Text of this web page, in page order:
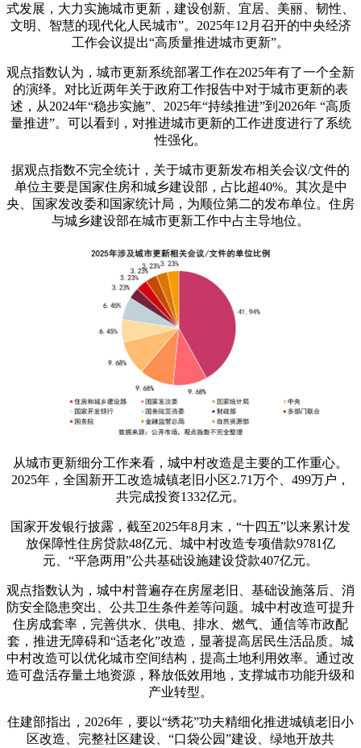
式发展，大力实施城市更新，建设创新、宜居、美丽、韧性、
文明、智慧的现代化人民城市”。2025年12月召开的中央经济
工作会议提出“高质量推进城市更新”。
观点指数认为，城市更新系统部署工作在2025年有了一个全新
的演绎。对比近两年关于政府工作报告中对于城市更新的表
述，从2024年“稳步实施”、2025年“持续推进”到2026年 “高质
量推进”。可以看到，对推进城市更新的工作进度进行了系统
性强化。
据观点指数不完全统计，关于城市更新发布相关会议/文件的
单位主要是国家住房和城乡建设部，占比超40%。其次是中
央、国家发改委和国家统计局，为顺位第二的发布单位。住房
与城乡建设部在城市更新工作中占主导地位。
从城市更新细分工作来看，城中村改造是主要的工作重心。
2025年，全国新开工改造城镇老旧小区2.71万个、499万户，
共完成投资1332亿元。
国家开发银行披露，截至2025年8月末，“十四五”以来累计发
放保障性住房贷款48亿元、城中村改造专项借款9781亿
元、“平急两用”公共基础设施建设贷款407亿元。
观点指数认为，城中村普遍存在‌房屋老旧、基础设施落后、消
防安全隐患突出、公共卫生条件差‌等问题‌。城中村改造可提升
住房成套率，完善供水、供电、排水、燃气、通信等市政配
套，推进无障碍和“适老化”改造，显著提高居民生活品质‌。城
中村改造可以优化城市空间结构，提高土地利用效率‌。通过改
造可‌盘活存量土地资源‌，释放低效用地，支撑城市功能升级和
产业转型‌。
住建部指出，2026年，要以“绣花”功夫精细化推进城镇老旧小
区改造、完整社区建设、“口袋公园”建设、绿地开放共